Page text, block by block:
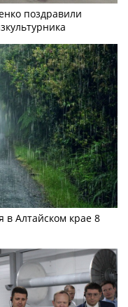
поздравили
Алтайском крае 8